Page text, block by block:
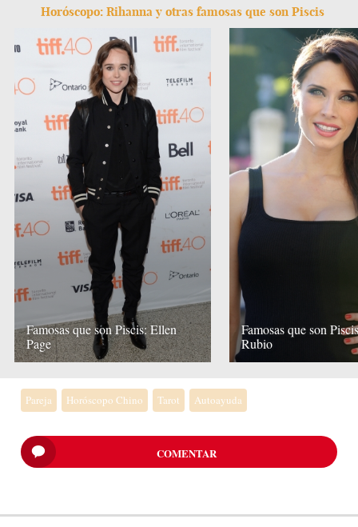
Horóscopo: Rihanna y otras famosas que son Piscis
Famosas que son Piscis: Ellen
Page
Famosas que son
Rubio
Pareja Horóscopo Chino Tarot Autoayuda
COMENTAR